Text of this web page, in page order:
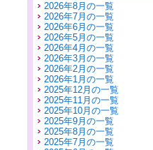
2026年8月の一覧
2026年7月の一覧
2026年6月の一覧
2026年5月の一覧
2026年4月の一覧
2026年3月の一覧
2026年2月の一覧
2026年1月の一覧
2025年12月の一覧
2025年11月の一覧
2025年10月の一覧
2025年9月の一覧
2025年8月の一覧
2025年7月の一覧